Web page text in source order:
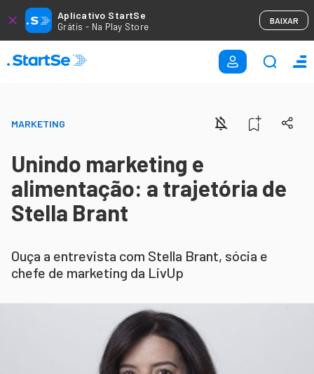
Aplicativo StartSe
Grátis - Na Play Store
BAIXAR
MARKETING
Unindo marketing e
alimentação: a trajetória de
Stella Brant
Ouça a entrevista com Stella Brant, sócia e
chefe de marketing da LivUp